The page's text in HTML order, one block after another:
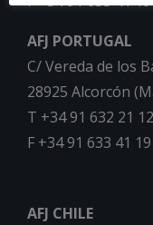
AFJ PORTUGAL
C/ Vereda de los
28925 Alcorcón
T +34 91 632 21 12
F +34 91 633 41 19
AFJ CHILE